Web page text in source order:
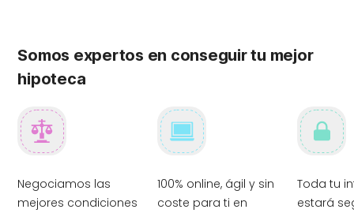
Somos expertos en conseguir tu mejor
hipoteca
Negociamos las
mejores condiciones
100% online, ágil y sin
coste para ti en
Toda tu
estará